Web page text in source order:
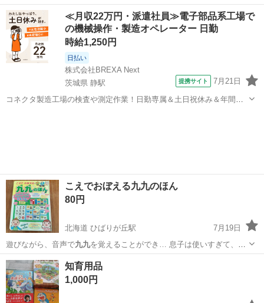
千葉 船橋市 船橋法典駅 その他 バトルマシーン
≪月収22万円・派遣社員≫電子部品系工場で
の機械操作・製造オペレーター 日勤
時給1,250円
日払い
株式会社BREXA Next
茨城県 静駅
提携サイト 7月21日
コネクタ製造工場の検査や測定作業！日勤専属＆土日祝休み＆年間休
こえでおぼえる九九のほん
80円
北海道 ひばりが丘駅
7月19日
遊びながら、音声で九九を覚えることができ… 息子は使いすぎて、
九表が書いてあった紙…
北海道 札幌市 ひばりが丘駅
知育用品
1,000円